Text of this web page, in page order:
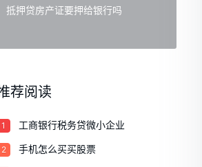
抵押贷房产证要押给银行吗
荐阅读
1 工商银行税务贷微小企业
2 手机怎么买买股票